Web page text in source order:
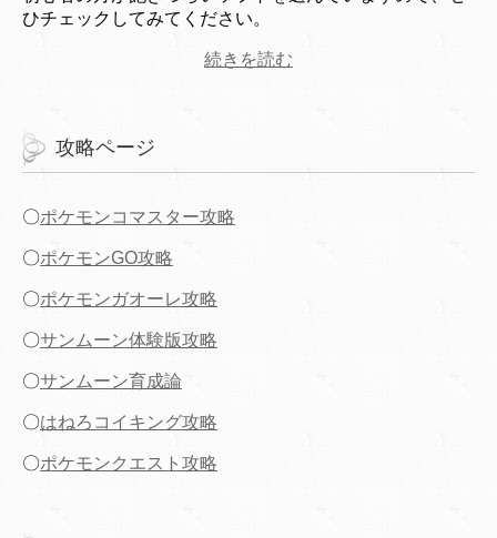
ひチェックしてみてください。
続きを読む
攻略ページ
〇ポケモンコマスター攻略
〇ポケモンGO攻略
〇ポケモンガオーレ攻略
〇サンムーン体験版攻略
〇サンムーン育成論
〇はねろコイキング攻略
〇ポケモンクエスト攻略